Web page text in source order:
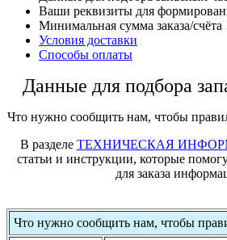
Ваши реквизиты для
Минимальная сумма заказа/счёта
Условия доставки
Способы оплаты
Данные для подбора
Что нужно сообщить нам, чтобы
В разделе ТЕХНИЧЕСКАЯ
статьи и инструкции, которые
для заказа
Что нужно сообщить нам, чтобы